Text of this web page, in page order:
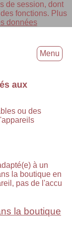
de session, dont
fonctions. Plus
données
aux
ou des
à un
la boutique en
pas de l'accu
la boutique
Menu